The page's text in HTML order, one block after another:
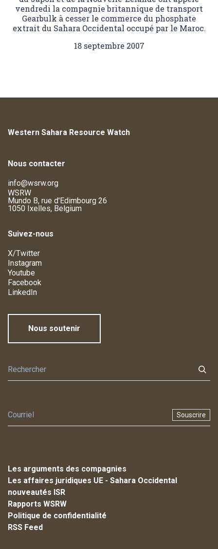
vendredi la compagnie britannique de transport
Gearbulk à cesser le commerce du phosphate
extrait du Sahara Occidental occupé par le Maroc.
18 septembre 2007
Western Sahara Resource Watch
Nous contacter
info@wsrw.org
WSRW
Mundo B, rue d'Edimbourg 26
1050 Ixelles, Belgium
Suivez-nous
X/Twitter
Instagram
Youtube
Facebook
LinkedIn
Nous soutenir
Souscrire
Les arguments des compagnies
Les affaires juridiques UE - Sahara Occidental
nouveautés ISR
Rapports WSRW
Politique de confidentialité
RSS Feed